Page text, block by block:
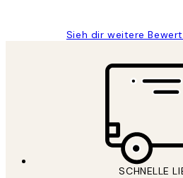
Sieh dir weitere
SCHNELLE